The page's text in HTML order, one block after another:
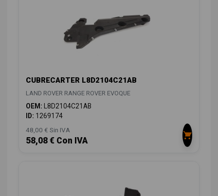
CUBRECARTER L8D2104C21AB
LAND ROVER RANGE ROVER EVOQUE
OEM: L8D2104C21AB
ID: 1269174
48,00 € Sin IVA
58,08 € Con IVA